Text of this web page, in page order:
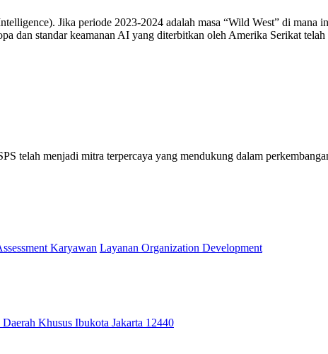
Jika periode 2023-2024 adalah masa “Wild West” di mana
dan standar keamanan AI yang diterbitkan oleh Amerika Serikat
telah menjadi mitra terpercaya yang mendukung dalam
Karyawan Layanan Organization Development
Khusus Ibukota Jakarta 12440